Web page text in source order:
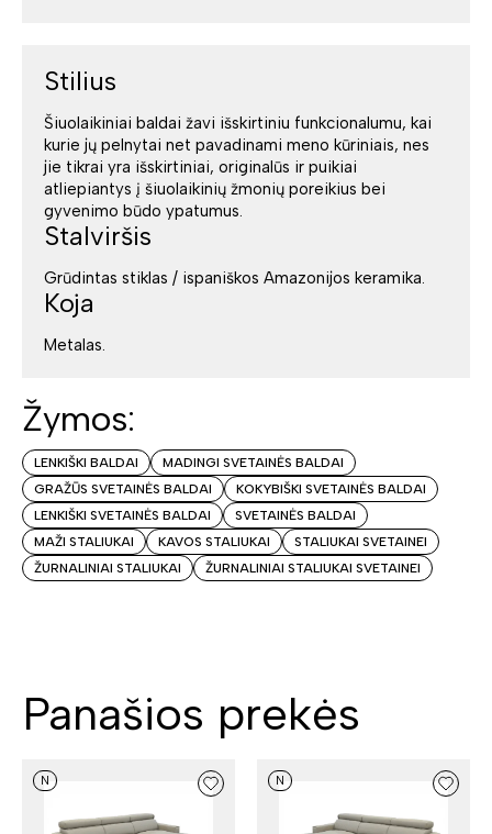
Stilius
Šiuolaikiniai baldai žavi išskirtiniu funkcionalumu, kai
kurie jų pelnytai net pavadinami meno kūriniais, nes
jie tikrai yra išskirtiniai, originalūs ir puikiai
atliepiantys į šiuolaikinių žmonių poreikius bei
gyvenimo būdo ypatumus.
Stalviršis
Grūdintas stiklas / ispaniškos Amazonijos keramika.
Koja
Metalas.
Žymos:
LENKIŠKI BALDAI
MADINGI SVETAINĖS BALDAI
GRAŽŪS SVETAINĖS BALDAI
KOKYBIŠKI SVETAINĖS BALDAI
LENKIŠKI SVETAINĖS BALDAI
SVETAINĖS BALDAI
MAŽI STALIUKAI
KAVOS STALIUKAI
STALIUKAI SVETAINEI
ŽURNALINIAI STALIUKAI
ŽURNALINIAI STALIUKAI SVETAINEI
Panašios prekės
N N